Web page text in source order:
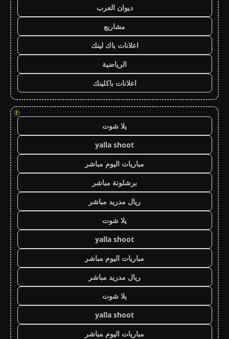
ديوان العرب
مشاريع
اعلانات باك لينك
الرياضية
اعلانات باكلينك
!
يلا شوت
yalla shoot
مباريات اليوم مباشر
برشلونة مباشر
ريال مدريد مباشر
يلا شوت
yalla shoot
مباريات اليوم مباشر
ريال مدريد مباشر
يلا شوت
yalla shoot
مباريات اليوم مباشر